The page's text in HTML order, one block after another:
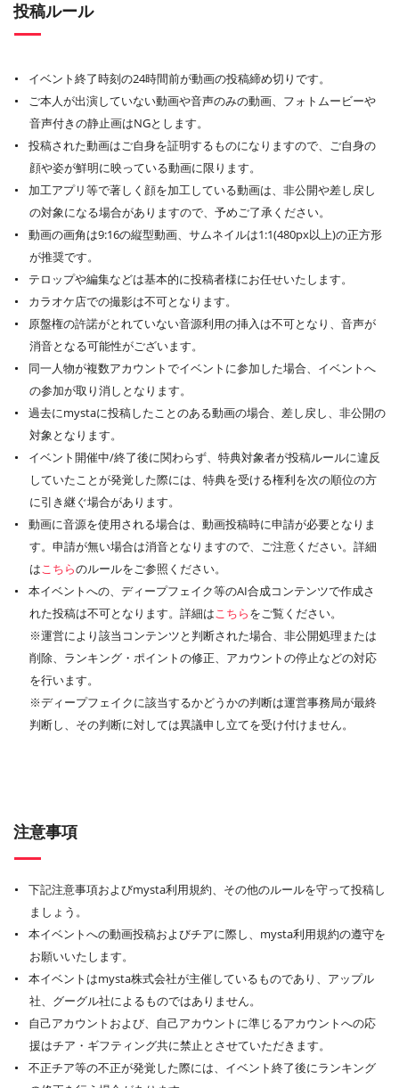
投稿ルール
イベント終了時刻の24時間前が動画の投稿締め切りです。
ご本人が出演していない動画や音声のみの動画、フォトムービーや
音声付きの静止画はNGとします。
投稿された動画はご自身を証明するものになりますので、ご自身の
顔や姿が鮮明に映っている動画に限ります。
加工アプリ等で著しく顔を加工している動画は、非公開や差し戻し
の対象になる場合がありますので、予めご了承ください。
動画の画角は9:16の縦型動画、サムネイルは1:1(480px以上)の正方形
が推奨です。
テロップや編集などは基本的に投稿者様にお任せいたします。
カラオケ店での撮影は不可となります。
原盤権の許諾がとれていない音源利用の挿入は不可となり、音声が
消音となる可能性がございます。
同一人物が複数アカウントでイベントに参加した場合、イベントへ
の参加が取り消しとなります。
過去にmystaに投稿したことのある動画の場合、差し戻し、非公開の
対象となります。
イベント開催中/終了後に関わらず、特典対象者が投稿ルールに違反
していたことが発覚した際には、特典を受ける権利を次の順位の方
に引き継ぐ場合があります。
動画に音源を使用される場合は、動画投稿時に申請が必要となりま
す。申請が無い場合は消音となりますので、ご注意ください。詳細
はこちらのルールをご参照ください。
本イベントへの、ディープフェイク等のAI合成コンテンツで作成さ
れた投稿は不可となります。詳細はこちらをご覧ください。
※運営により該当コンテンツと判断された場合、非公開処理または
削除、ランキング・ポイントの修正、アカウントの停止などの対応
を行います。
※ディープフェイクに該当するかどうかの判断は運営事務局が最終
判断し、その判断に対しては異議申し立てを受け付けません。
注意事項
下記注意事項およびmysta利用規約、その他のルールを守って投稿し
ましょう。
本イベントへの動画投稿およびチアに際し、mysta利用規約の遵守を
お願いいたします。
本イベントはmysta株式会社が主催しているものであり、アップル
社、グーグル社によるものではありません。
自己アカウントおよび、自己アカウントに準じるアカウントへの応
援はチア・ギフティング共に禁止とさせていただきます。
不正チア等の不正が発覚した際には、イベント終了後にランキング